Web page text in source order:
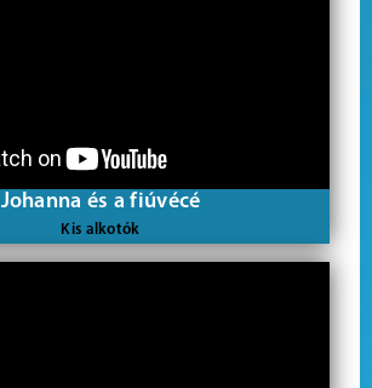
Johanna és a fiúvécé
Kis alkotók